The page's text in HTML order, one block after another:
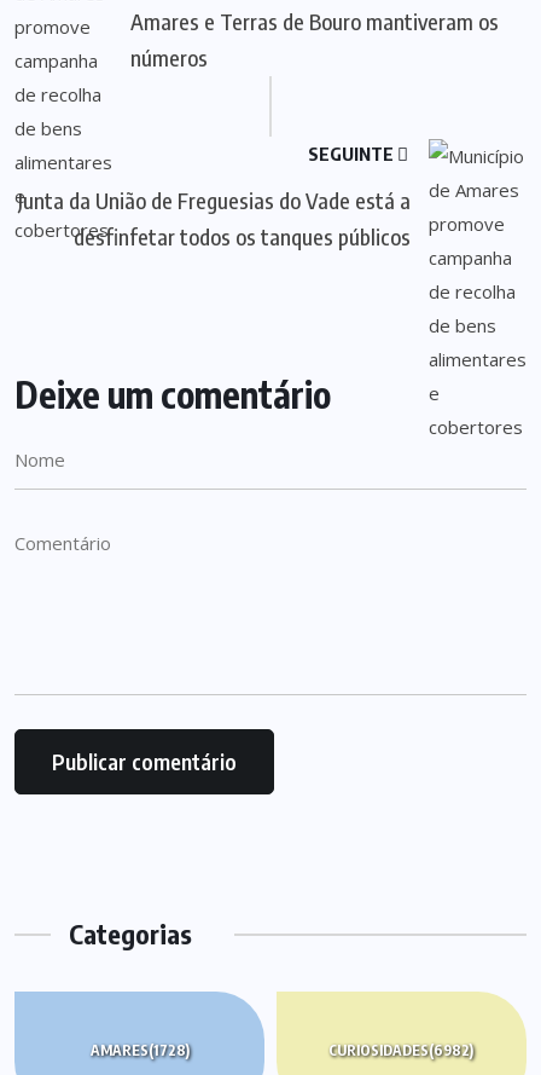
Amares e Terras de Bouro mantiveram os
números
SEGUINTE
Junta da União de Freguesias do Vade está a
desfinfetar todos os tanques públicos
Deixe um comentário
Categorias
AMARES(1728) CURIOSIDADES(6982)